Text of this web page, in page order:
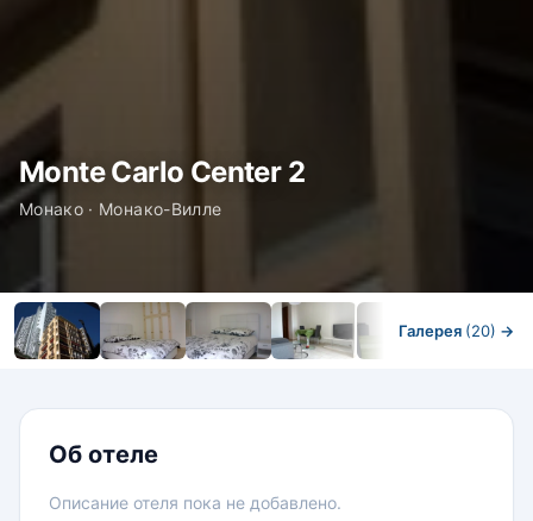
Monte Carlo Center 2
Монако · Монако-Вилле
Галерея (20) →
Об отеле
Описание отеля пока не добавлено.